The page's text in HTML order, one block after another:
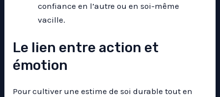
confiance en l’autre ou en soi-même
vacille.
Le lien entre action et
émotion
Pour cultiver une estime de soi durable tout en